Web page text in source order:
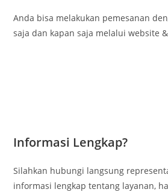
Anda bisa melakukan pemesanan
saja dan kapan saja melalui website
Informasi Lengkap?
Silahkan hubungi langsung
informasi lengkap tentang layanan,